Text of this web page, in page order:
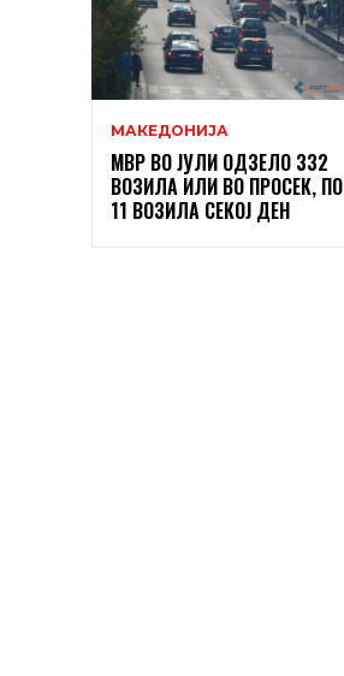
МАКЕДОНИЈА
МВР ВО ЈУЛИ ОДЗЕЛО 332
ВОЗИЛА ИЛИ ВО ПРОСЕК, ПО
11 ВОЗИЛА СЕКОЈ ДЕН